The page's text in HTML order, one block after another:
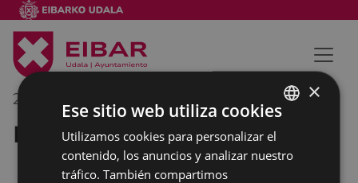
27/11/2018
Rueda de prensa BASQUE
SPANISH
×
Ese sitio web utiliza cookies
Utilizamos cookies para personalizar el
contenido, los anuncios y analizar nuestro
tráfico. También compartimos